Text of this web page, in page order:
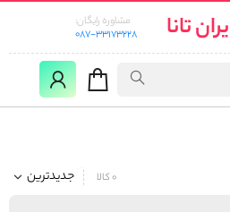
تانا
مشاوره رایگان:
087-33173228
جدیدترین 0 کالا